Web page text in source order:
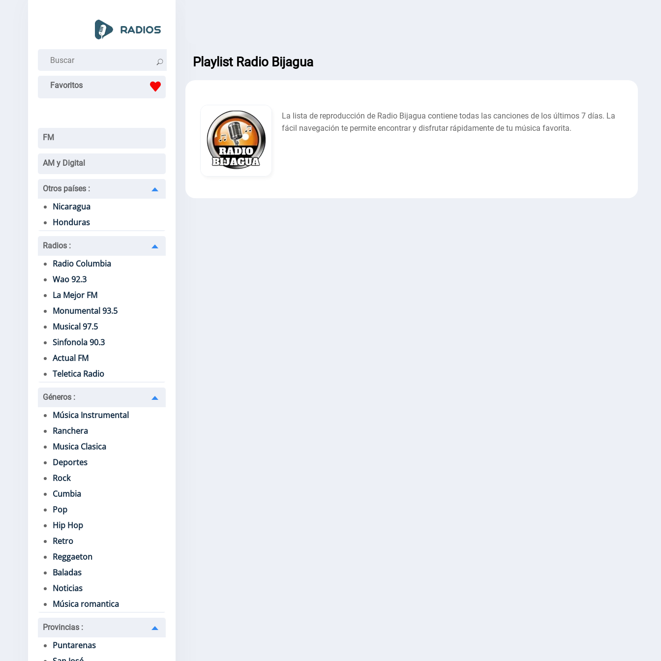
Favoritos
FM
AM y Digital
Otros países :
Nicaragua
Honduras
Radios :
Radio Columbia
Wao 92.3
La Mejor FM
Monumental 93.5
Musical 97.5
Sinfonola 90.3
Actual FM
Teletica Radio
Géneros :
Música Instrumental
Ranchera
Musica Clasica
Deportes
Rock
Cumbia
Pop
Hip Hop
Retro
Reggaeton
Baladas
Noticias
Música romantica
Provincias :
Puntarenas
Playlist Radio Bijagua
La lista de reproducción de Radio Bijagua contiene todas las canciones de los últimos 7 días. La
fácil navegación te permite encontrar y disfrutar rápidamente de tu música favorita.